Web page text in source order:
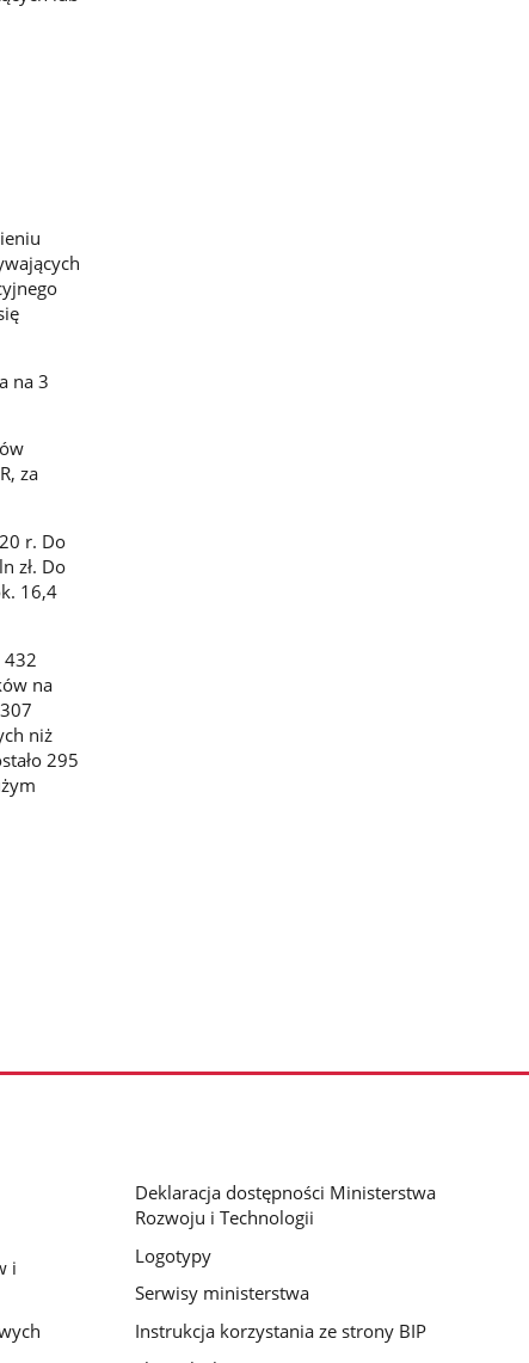
na 3
za
r. Do
zł. Do
16,4
432
na
niż
295
i
Deklaracja dostępności Ministerstwa
Rozwoju i Technologii
Logotypy
Serwisy ministerstwa
Instrukcja korzystania ze strony BIP